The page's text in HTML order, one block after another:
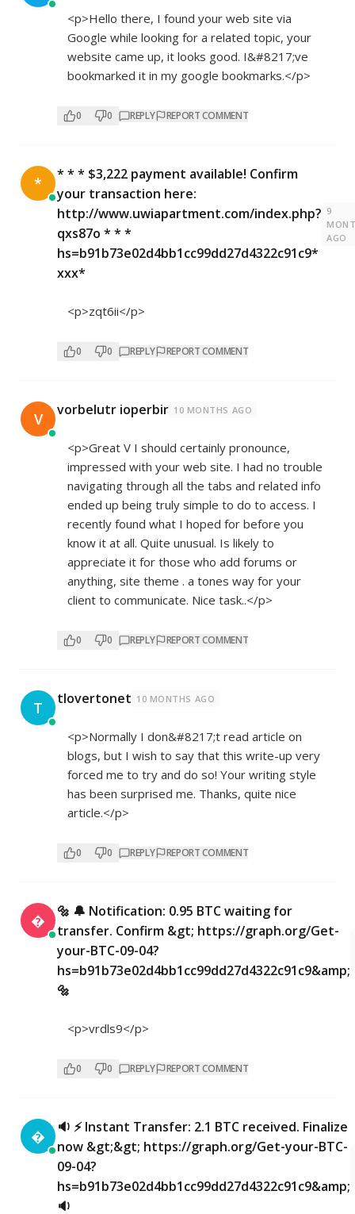
<p>Hello there, I found your web site via
Google while looking for a related topic, your
website came up, it looks good. I&#8217;ve
bookmarked it in my google bookmarks.</p>
0 0 REPLY REPORT COMMENT
*
* * * $3,222 payment available! Confirm
your transaction here:
http://www.uwiapartment.com/index.php?
qxs87o * * *
hs=b91b73e02d4bb1cc99dd27d4322c91c9*
ххх*
9
AGO
<p>zqt6ii</p>
0 0 REPLY REPORT COMMENT
V vorbelutr ioperbir 10 MONTHS AGO
<p>Great V I should certainly pronounce,
impressed with your web site. I had no trouble
navigating through all the tabs and related info
ended up being truly simple to do to access. I
recently found what I hoped for before you
know it at all. Quite unusual. Is likely to
appreciate it for those who add forums or
anything, site theme . a tones way for your
client to communicate. Nice task..</p>
0 0 REPLY REPORT COMMENT
T tlovertonet 10 MONTHS AGO
<p>Normally I don&#8217;t read article on
blogs, but I wish to say that this write-up very
forced me to try and do so! Your writing style
has been surprised me. Thanks, quite nice
article.</p>
0 0 REPLY REPORT COMMENT

🔩 🔔 Notification: 0.95 BTC waiting for
transfer. Confirm &gt; https://graph.org/Get-
your-BTC-09-04?
hs=b91b73e02d4bb1cc99dd27d4322c91c9&amp;
🔩
<p>vrdls9</p>
0 0 REPLY REPORT COMMENT

🔉 ⚡ Instant Transfer: 2.1 BTC received. Finalize
now &gt;&gt; https://graph.org/Get-your-BTC-
09-04?
hs=b91b73e02d4bb1cc99dd27d4322c91c9&amp;
🔉